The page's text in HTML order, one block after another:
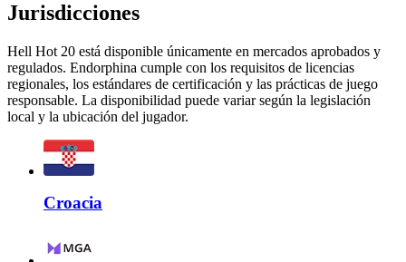
Jurisdicciones
Hell Hot 20 está disponible únicamente en mercados aprobados y
regulados. Endorphina cumple con los requisitos de licencias
regionales, los estándares de certificación y las prácticas de juego
responsable. La disponibilidad puede variar según la legislación
local y la ubicación del jugador.
Croacia